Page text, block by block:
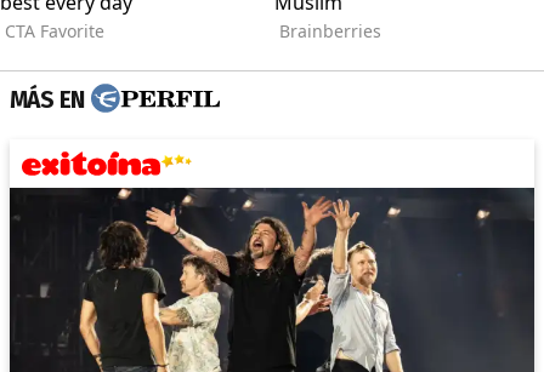
MÁS EN